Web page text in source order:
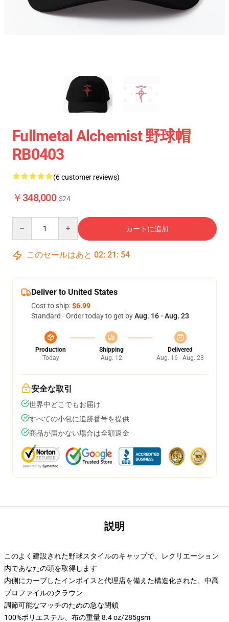
Fullmetal Alchemist 野球帽
RB0403
(6 customer reviews)
￥348,000 $24
カートに追加
このセールはあと 02: 21 : 54
Deliver to United States
Cost to ship:$6.99
Standard - Order today to get byAug. 16 - Aug. 23
Production
Today
Shipping
Aug. 12
Delivered
Aug. 16 - Aug. 23
安全な取引
世界中どこでもお届け
すべての小包に追跡番号を提供
商品が届かない場合は全額返金
説明
このよく建設された野球スタイルのキャップで、レクリエーション
内であなたの頭を取得します
内側にカーブしたインボイスと代理店を備えた構造化された、中高
プロファイルのクラウン
調節可能なマッチのための急な閉鎖
100%ポリエステル、布の重量 8.4 oz/285gsm